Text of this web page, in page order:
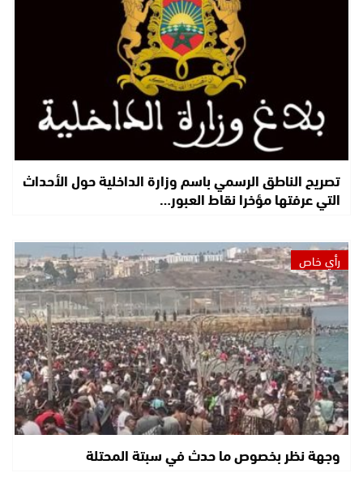
تصريح الناطق الرسمي باسم وزارة الداخلية حول الأحداث
التي عرفتها مؤخرا نقاط العبور…
رأي خاص
وجهة نظر بخصوص ما حدث في سبتة المحتلة